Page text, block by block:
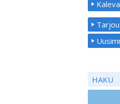
HAKU